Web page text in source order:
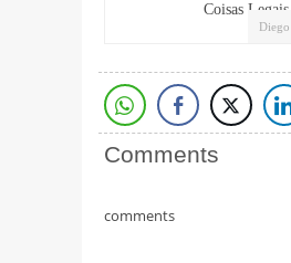
Coisas Legais.
Comments
comments